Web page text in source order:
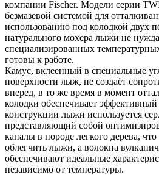
компании Fischer. Модели серии
безмазевой системой для
использованию под колодкой двух
натурального мохера лыжи не
специализированных
готовы к работе.
Камус, вклеенный в специальные
поверхности лыж, не создаёт
вперед, в то же время в момент
колодки обеспечивает
конструкции лыжи используется
представляющий собой
каналы в породе легкого дерева,
облегчить лыжи, а волокна
обеспечивают идеальные
независимо от температуры.